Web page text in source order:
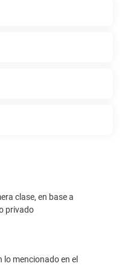
clase, en base a
privado
lo mencionado en el